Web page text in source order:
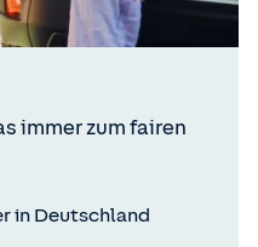
immer zum fairen
in Deutschland